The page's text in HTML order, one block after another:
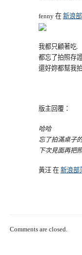
fenny 在 新浪
我都只顧著吃.
都忘了拍照存
還好妳都幫我
版主回覆：
哈哈
忘了拍滿桌子
下次見面再把
黃汪 在 新浪部
Comments are closed.